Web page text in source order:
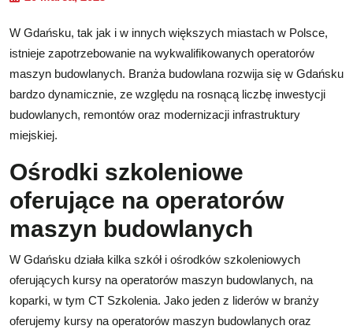
W Gdańsku, tak jak i w innych większych miastach w Polsce,
istnieje zapotrzebowanie na wykwalifikowanych operatorów
maszyn budowlanych. Branża budowlana rozwija się w Gdańsku
bardzo dynamicznie, ze względu na rosnącą liczbę inwestycji
budowlanych, remontów oraz modernizacji infrastruktury
miejskiej.
Ośrodki szkoleniowe
oferujące na operatorów
maszyn budowlanych
W Gdańsku działa kilka szkół i ośrodków szkoleniowych
oferujących kursy na operatorów maszyn budowlanych, na
koparki, w tym CT Szkolenia. Jako jeden z liderów w branży
oferujemy kursy na operatorów maszyn budowlanych oraz